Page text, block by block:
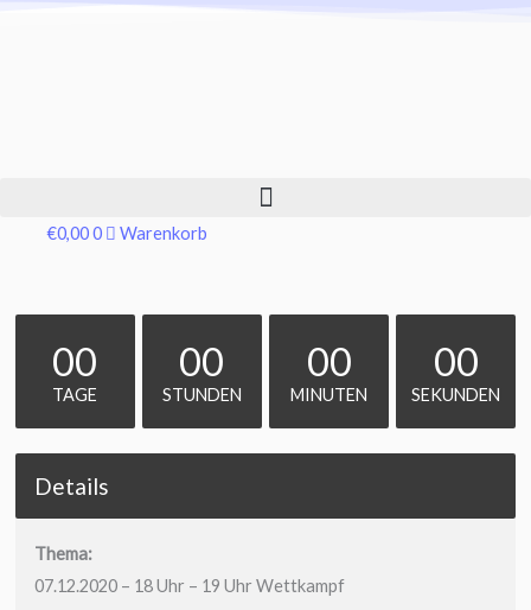
€0,000 Warenkorb
00
TAGE
00
STUNDEN
00
MINUTEN
00
SEKUNDEN
Details
Thema:
07.12.2020 – 18 Uhr – 19 Uhr Wettkampf